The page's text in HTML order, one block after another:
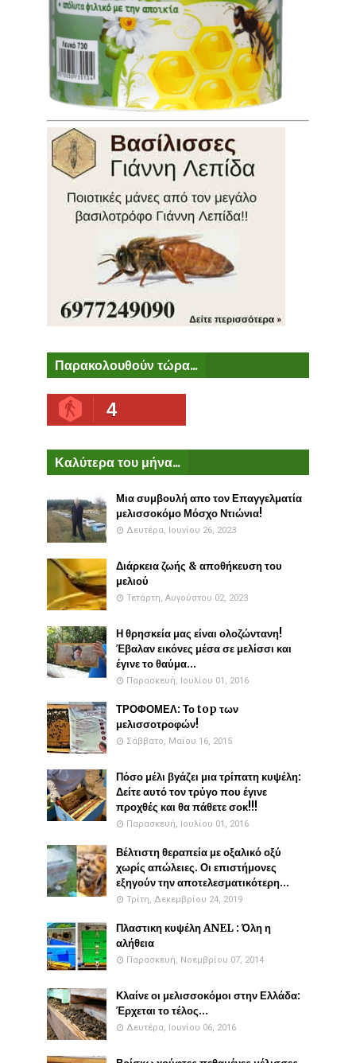
Παρακολουθούν τώρα...
4
Καλύτερα του μήνα...
Μια συμβουλή απο τον Επαγγελματία
μελισσοκόμο Μόσχο Ντιώνια!
Δευτέρα, Ιουνίου 26, 2023
Διάρκεια ζωής & αποθήκευση του
μελιού
Τετάρτη, Αυγούστου 02, 2023
Η θρησκεία μας είναι ολοζώντανη!
Έβαλαν εικόνες μέσα σε μελίσσι και
έγινε το θαύμα...
Παρασκευή, Ιουλίου 01, 2016
ΤΡΟΦΟΜΕΛ: Το top των
μελισσοτροφών!
Σάββατο, Μαΐου 16, 2015
Πόσο μέλι βγάζει μια τρίπατη κυψέλη:
Δείτε αυτό τον τρύγο που έγινε
προχθές και θα πάθετε σοκ!!!
Παρασκευή, Ιουλίου 01, 2016
Βέλτιστη θεραπεία με οξαλικό οξύ
χωρίς απώλειες. Οι επιστήμονες
εξηγούν την αποτελεσματικότερη...
Τρίτη, Δεκεμβρίου 24, 2019
Πλαστικη κυψέλη ANEL : Όλη η
αλήθεια
Παρασκευή, Νοεμβρίου 07, 2014
Κλαίνε οι μελισσοκόμοι στην Ελλάδα:
Έρχεται το τέλος...
Δευτέρα, Ιουνίου 06, 2016